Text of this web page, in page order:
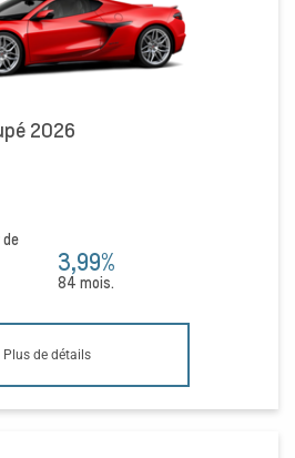
2026
de
3,99%
84 mois.
Plus de détails